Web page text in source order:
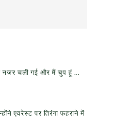
नजर चली गई और मैं चुप हूं …
एवरेस्ट पर तिरंगा फहराने में